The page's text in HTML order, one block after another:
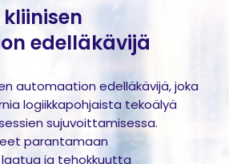
edelläkävijä
automaation edelläkävijä, joka
logiikkapohjaista tekoälyä
sujuvoittamisessa.
parantamaan
ja tehokkuutta